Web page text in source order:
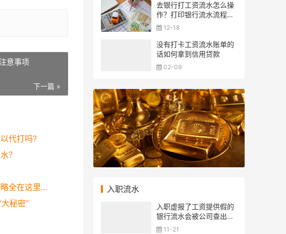
意事项
下一篇 »
代打吗?
？
银行流水账单去哪打？注意什么？攻略全在这里，一看便知！
秘密”
去银行打工资流水怎么操
作？打印银行流水流程一
览 12-18
没有打卡工资流水账单的
话如何拿到信用贷款
02-09
入职流水
入职虚报了工资提供假的
银行流水会被公司查出来
吗？11-21